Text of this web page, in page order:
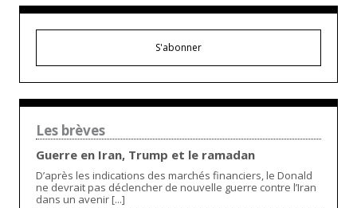
S'abonner
Les brèves
Guerre en Iran, Trump et le ramadan
D’après les indications des marchés financiers, le Donald
ne devrait pas déclencher de nouvelle guerre contre l’Iran
dans un avenir [...]